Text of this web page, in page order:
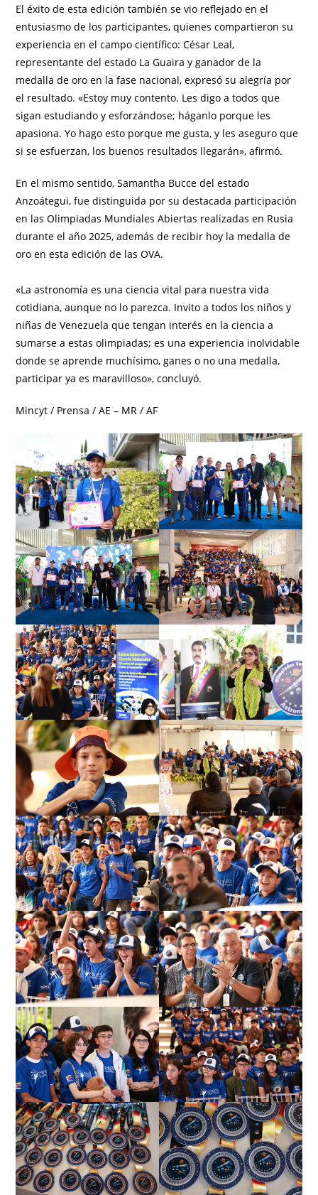
El éxito de esta edición también se vio reflejado en el
entusiasmo de los participantes, quienes compartieron su
experiencia en el campo científico: César Leal,
representante del estado La Guaira y ganador de la
medalla de oro en la fase nacional, expresó su alegría por
el resultado. «Estoy muy contento. Les digo a todos que
sigan estudiando y esforzándose; háganlo porque les
apasiona. Yo hago esto porque me gusta, y les aseguro que
si se esfuerzan, los buenos resultados llegarán», afirmó.
En el mismo sentido, Samantha Bucce del estado
Anzoátegui, fue distinguida por su destacada participación
en las Olimpiadas Mundiales Abiertas realizadas en Rusia
durante el año 2025, además de recibir hoy la medalla de
oro en esta edición de las OVA.
«La astronomía es una ciencia vital para nuestra vida
cotidiana, aunque no lo parezca. Invito a todos los niños y
niñas de Venezuela que tengan interés en la ciencia a
sumarse a estas olimpiadas; es una experiencia inolvidable
donde se aprende muchísimo, ganes o no una medalla,
participar ya es maravilloso», concluyó.
Mincyt / Prensa / AE – MR / AF